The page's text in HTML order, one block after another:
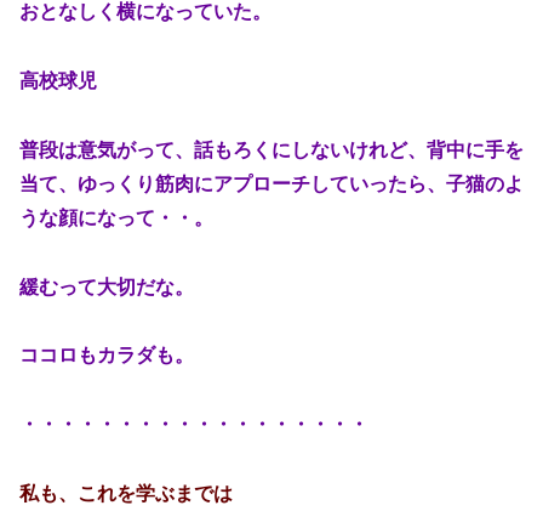
おとなしく横になっていた。
高校球児
普段は意気がって、話もろくにしないけれど、背中に手を
当て、ゆっくり筋肉にアプローチしていったら、子猫のよ
うな顔になって・・。
緩むって大切だな。
ココロもカラダも。
・・・・・・・・・・・・・・・・・・
私も、これを学ぶまでは